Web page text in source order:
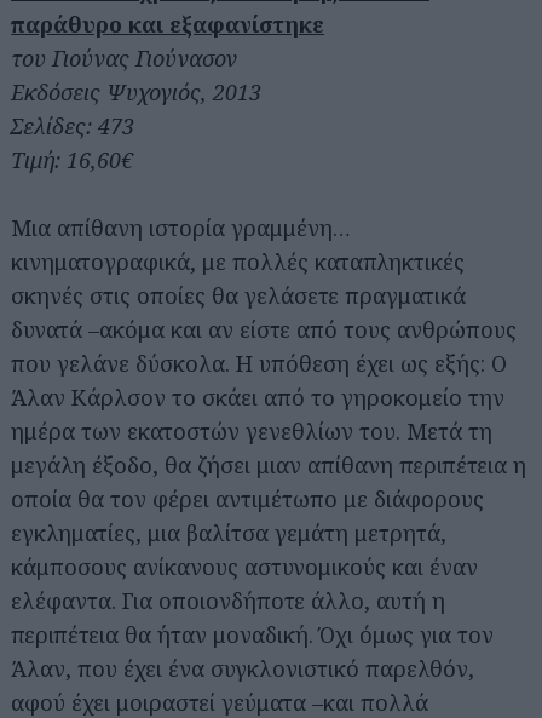
παράθυρο και εξαφανίστηκε
του Γιούνας Γιούνασον
Εκδόσεις Ψυχογιός, 2013
Σελίδες: 473
Τιμή: 16,60€
Μια απίθανη ιστορία γραμμένη…
κινηματογραφικά, με πολλές καταπληκτικές
σκηνές στις οποίες θα γελάσετε πραγματικά
δυνατά –ακόμα και αν είστε από τους ανθρώπους
που γελάνε δύσκολα. Η υπόθεση έχει ως εξής: Ο
Άλαν Κάρλσον το σκάει από το γηροκομείο την
ημέρα των εκατοστών γενεθλίων του. Μετά τη
μεγάλη έξοδο, θα ζήσει μιαν απίθανη περιπέτεια η
οποία θα τον φέρει αντιμέτωπο με διάφορους
εγκληματίες, μια βαλίτσα γεμάτη μετρητά,
κάμποσους ανίκανους αστυνομικούς και έναν
ελέφαντα. Για οποιονδήποτε άλλο, αυτή η
περιπέτεια θα ήταν μοναδική. Όχι όμως για τον
Άλαν, που έχει ένα συγκλονιστικό παρελθόν,
αφού έχει μοιραστεί γεύματα –και πολλά